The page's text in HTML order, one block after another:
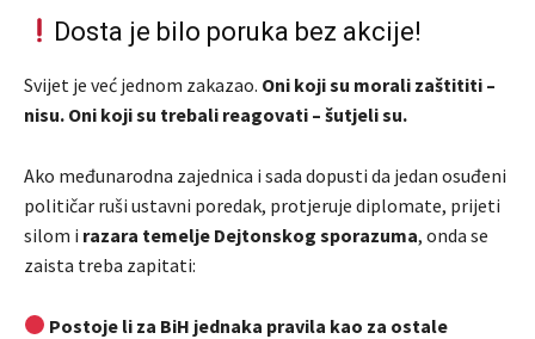
Dosta je bilo poruka bez akcije!
Svijet je već jednom zakazao. Oni koji su morali zaštititi –
nisu. Oni koji su trebali reagovati – šutjeli su.
Ako međunarodna zajednica i sada dopusti da jedan osuđeni
političar ruši ustavni poredak, protjeruje diplomate, prijeti
silom i razara temelje Dejtonskog sporazuma, onda se
zaista treba zapitati:
Postoje li za BiH jednaka pravila kao za ostale